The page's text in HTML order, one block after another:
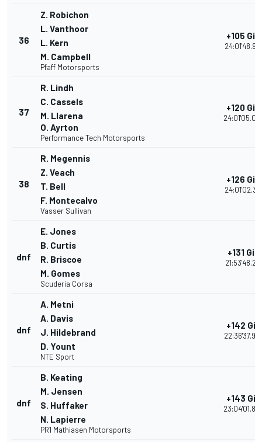
36
Z. Robichon
L. Vanthoor
L. Kern
M. Campbell
Pfaff Motorsports
+105 Giri
37
R. Lindh
C. Cassels
M. Llarena
O. Ayrton
Performance Tech Motorsports
+120 Giri
38
R. Megennis
Z. Veach
T. Bell
F. Montecalvo
Vasser Sullivan
+126 Giri
dnf
E. Jones
B. Curtis
R. Briscoe
M. Gomes
Scuderia Corsa
+131 Giri
21:53'48.214
dnf
A. Metni
A. Davis
J. Hildebrand
D. Yount
NTE Sport
+142 Giri
dnf
B. Keating
M. Jensen
S. Huffaker
N. Lapierre
PR1 Mathiasen Motorsports
+143 Giri